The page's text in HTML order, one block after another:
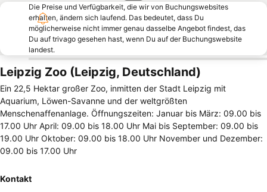
Die Preise und Verfügbarkeit, die wir von Buchungswebsites
erhalten, ändern sich laufend. Das bedeutet, dass Du
möglicherweise nicht immer genau dasselbe Angebot findest, das
Du auf trivago gesehen hast, wenn Du auf der Buchungswebsite
landest.
Leipzig Zoo (Leipzig, Deutschland)
Ein 22,5 Hektar großer Zoo, inmitten der Stadt Leipzig mit
Aquarium, Löwen-Savanne und der weltgrößten
Menschenaffenanlage. Öffnungszeiten: Januar bis März: 09.00 bis
17.00 Uhr April: 09.00 bis 18.00 Uhr Mai bis September: 09.00 bis
19.00 Uhr Oktober: 09.00 bis 18.00 Uhr November und Dezember:
09.00 bis 17.00 Uhr
Kontakt